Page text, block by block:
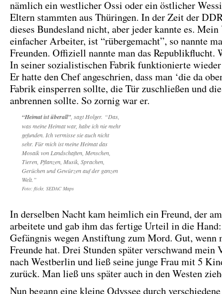
nämlich ein westlicher Ossi oder ein östlicher
Eltern stammten aus Thüringen. In der Zeit der
dieses Bundesland nicht, aber jeder kannte es. Mein
einfacher Arbeiter, ist “rübergemacht”, so nannte
Freunden. Offiziell nannte man das Republikflucht.
In seiner sozialistischen Fabrik funktionierte
Er hatte den Chef angeschrien, dass man ‘die da
Fabrik einsperren sollte, die Tür zuschließen und
anbrennen sollte. So zornig war er.
“Heimat ist überall” , sagt Holger. “Das,
was meine Heimat war, habe ich nie mehr
gefunden. Ich vermisse sie auch nicht
sehr. Für mich ist meine Heimat das
Mosaik von Landschaften, Menschen,
Tieren, Pflanzen, Musik, Sprachen,
Gerüchen und Gewürzen auf der ganzen
Welt.”
Foto: flickr, SEDAC Maps
In derselben Nacht kam heimlich ein Freund, der
arbeitete und gab ihm das fertige Urteil in die
Gefängnis wegen Anstiftung zum Mord. Gut, wenn
Freunde hat. Drei Stunden später verschwand mein
nach Westberlin und ließ seine junge Frau mit 5
zurück. Man ließ uns später auch in den Westen
Nun begann eine kleine Odyssee durch verschiedene